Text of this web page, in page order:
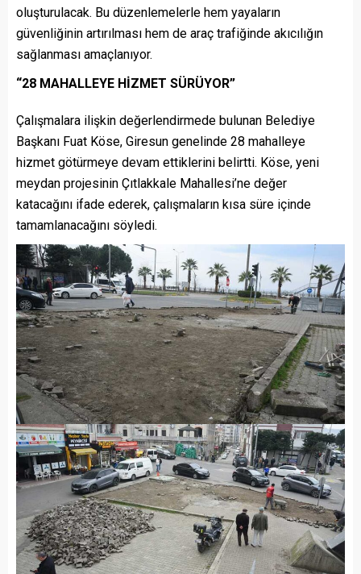
oluşturulacak. Bu düzenlemelerle hem yayaların
güvenliğinin artırılması hem de araç trafiğinde akıcılığın
sağlanması amaçlanıyor.
“28 MAHALLEYE HİZMET SÜRÜYOR”
Çalışmalara ilişkin değerlendirmede bulunan Belediye
Başkanı Fuat Köse, Giresun genelinde 28 mahalleye
hizmet götürmeye devam ettiklerini belirtti. Köse, yeni
meydan projesinin Çıtlakkale Mahallesi’ne değer
katacağını ifade ederek, çalışmaların kısa süre içinde
tamamlanacağını söyledi.